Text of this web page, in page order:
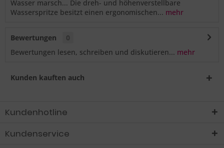
Wasser marsch... Die dreh- und höhenverstellbare
Wasserspritze besitzt einen ergonomischen... mehr
Bewertungen
0
Bewertungen lesen, schreiben und diskutieren... mehr
Kunden kauften auch
Kundenhotline
Kundenservice